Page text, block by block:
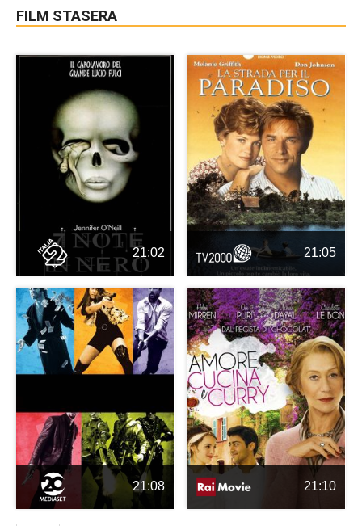
FILM STASERA
21:02 21:05
21:08 21:10